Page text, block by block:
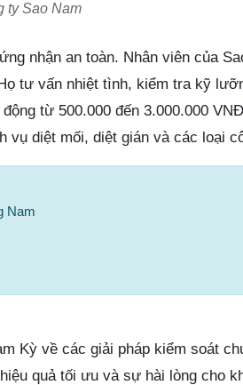
ty Sao Nam
nhận an toàn. Nhân viên của
tư vấn nhiệt tình, kiểm tra kỹ
từ 500.000 đến 3.000.000
vụ diệt mối, diệt gián và các loại
Nam
Kỳ về các giải pháp kiểm soát
quả tối ưu và sự hài lòng cho